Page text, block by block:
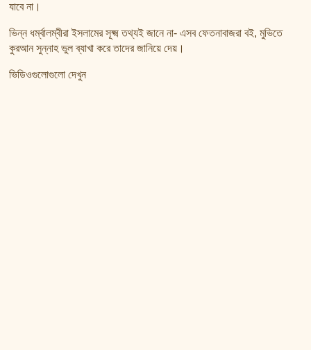
যাবে না।
ভিন্ন ধর্ম্বালম্বীরা ইসলামের সূক্ষ্ম তথ্যই জানে না- এসব ফেতনাবাজরা বই, মুভিতে
কুরআন সুন্নাহ ভুল ব্যাখা করে তাদের জানিয়ে দেয়।
ভিডিওগুলোগুলো দেখুন